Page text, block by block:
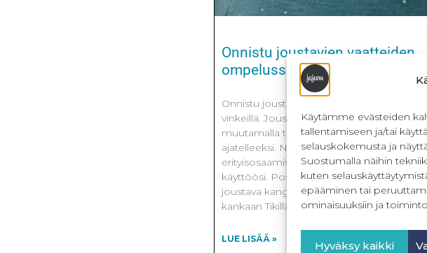
Käytämme evästeiden
tallentamiseen ja/tai
selauskokemusta ja
Suostumalla näihin
kuten
epääminen tai
ominaisuuksiin ja
Hyväksy kaikki
Onnistu joustavien vaatteiden
ompelussa
Onnistu joustavien vaatteiden ompelussa
vinkeillä. Joustavien vaatteiden ompelu
muutamalla teknisellä vinkillä, joita et
ajatelleeksi. Nämä ovat sellaisia, jotka
erityisosaamista tai harjoittelua. Voit ottaa
käyttöösi. Postauksen sisältö: Miten
joustava kangas? Tikin tulee joustaa yhtä
kankaan Tikillä on väliä Tikin
LUE LISÄÄ »